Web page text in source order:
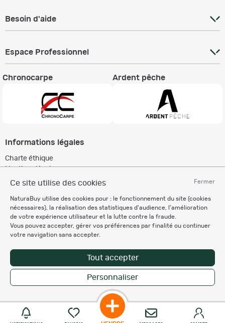
Fermer
Ce site utilise des cookies
NaturaBuy utilise des cookies pour : le fonctionnement du site (cookies
nécessaires), la réalisation des statistiques d'audience, l'amélioration
de votre expérience utilisateur et la lutte contre la fraude.
Vous pouvez accepter, gérer vos préférences par finalité ou continuer
votre navigation sans accepter.
Tout accepter
Personnaliser
Besoin d'aide
Espace Professionnel
Chronocarpe Ardent pêche
Informations légales
Charte éthique
Mentions légales
Règlement & Conditions d'utilisation
des données personnelles
Personnalisation des cookies
Recevez nos newsletters
Copyright © 2007-2026 NaturaBuy. Tous droits réservés. N°CNIL: 1239459.
Les marques commerciales mentionnées appartiennent à leurs propriétaires
respectifs in 0.016 s
Suggestions de recherche
Site NaturaBuy classique